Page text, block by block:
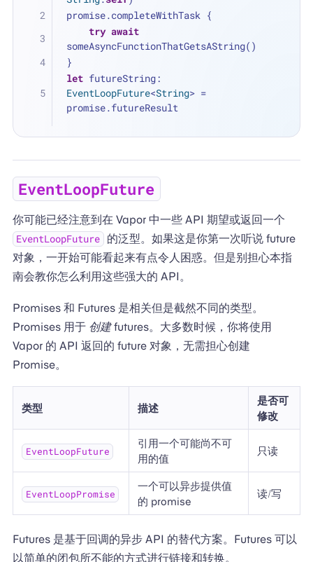
promise.completeWithTask {
try await
someAsyncFunctionThatGetsAString()
}
let
EventLoopFuture<String> =
promise.futureResult
EventLoopFuture
你可能已经注意到在 Vapor 中一些 API 期望或返回一个
EventLoopFuture
的泛型。如果这是你第一次听说 future
对象，一开始可能看起来有点令人困惑。但是别担心本指
南会教你怎么利用这些强大的 API。
Promises 和 Futures 是相关但是截然不同的类型。
Promises 用于 创建futures。大多数时候，你将使用
Vapor 的 API 返回的 future 对象，无需担心创建
Promise。
类型 描述
是否可
修改
EventLoopFuture
引用一个可能尚不可
用的值
只读
EventLoopPromise
一个可以异步提供值
的 promise
读/写
Futures 是基于回调的异步 API 的替代方案。Futures 可以
以简单的闭包所不能的方式进行链接和转换。